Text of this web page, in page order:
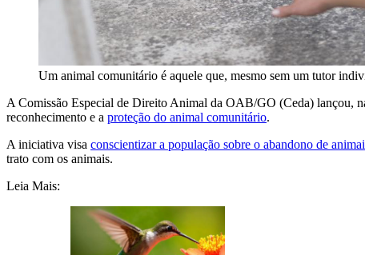
Um animal comunitário é aquele que, mesmo sem um tutor
A Comissão Especial de Direito Animal da OAB/GO (Ceda) lançou,
reconhecimento e a proteção do animal comunitário.
A iniciativa visa conscientizar a população sobre o abandono de
trato com os animais.
Leia Mais: